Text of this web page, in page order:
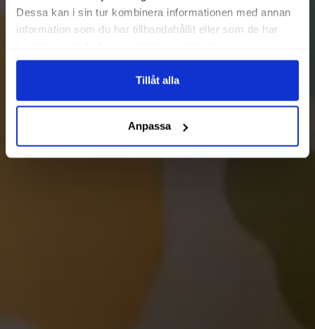
Dessa kan i sin tur kombinera informationen med annan
information som du har tillhandahållit eller som de har
Tillåt alla
Anpassa